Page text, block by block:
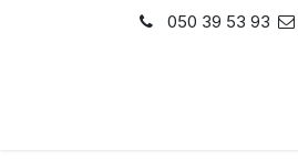
Overslaan naar inhoud
050 39 53 93